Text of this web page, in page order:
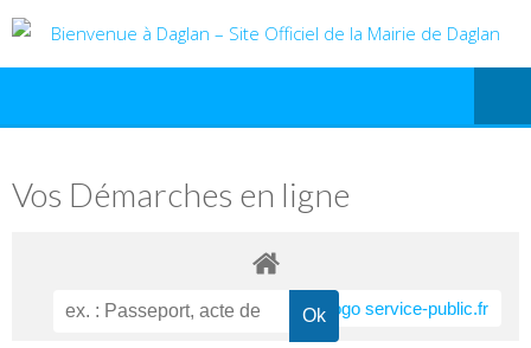
Vos Démarches en ligne